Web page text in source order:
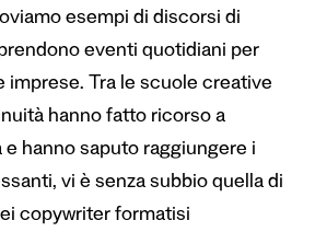
esempi di discorsi di
eventi quotidiani per
imprese. Tra le scuole creative
hanno fatto ricorso a
hanno saputo raggiungere i
vi è senza subbio quella di
copywriter formatisi